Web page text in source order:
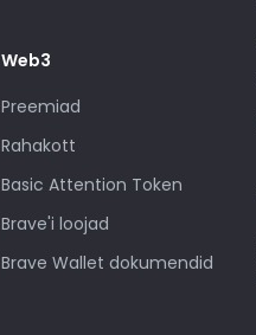
Web3
Preemiad
Rahakott
Basic Attention Token
Brave'i loojad
Brave Wallet dokumendid